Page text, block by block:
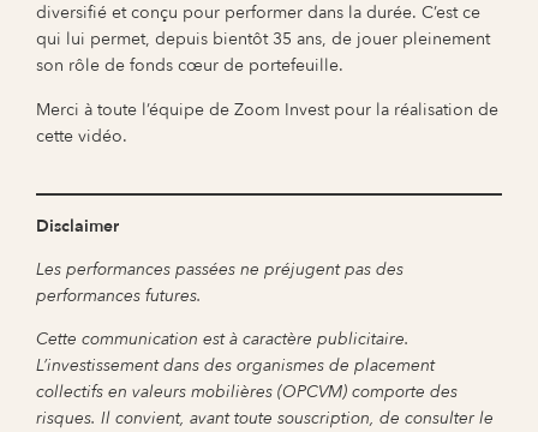
diversifié et conçu pour performer dans la durée. C’est ce
qui lui permet, depuis bientôt 35 ans, de jouer pleinement
son rôle de fonds cœur de portefeuille.
Merci à toute l’équipe de Zoom Invest pour la réalisation de
cette vidéo.
Disclaimer
Les performances passées ne préjugent pas des
performances futures.
Cette communication est à caractère publicitaire.
L’investissement dans des organismes de placement
collectifs en valeurs mobilières (OPCVM) comporte des
risques. Il convient, avant toute souscription, de consulter le